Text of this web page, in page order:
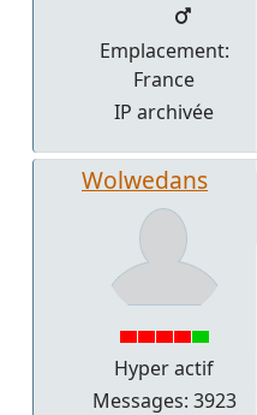
Emplacement:
France
IP archivée
Wolwedans
Hyper actif
Messages: 3923